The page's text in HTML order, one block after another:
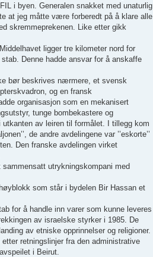
i byen. Generalen snakket med unaturlig
at jeg måtte være forberedt på å klare alle
skremmeprekenen. Like etter gikk
ligger tre kilometer nord for
Denne hadde ansvar for å anskaffe
bør beskrives nærmere, et svensk
og en fransk
organisasjon som en mekanisert
tunge bombekastere og
av leiren til formålet. I tillegg kom
de andre avdelingene var ’’eskorte’’
Den franske avdelingen virket
utrykningskompani med
som står i bydelen Bir Hassan et
for å handle inn varer som kunne leveres
av israelske styrker i 1985. De
av etniske opprinnelser og religioner.
retningslinjer fra den administrative
i Beirut.